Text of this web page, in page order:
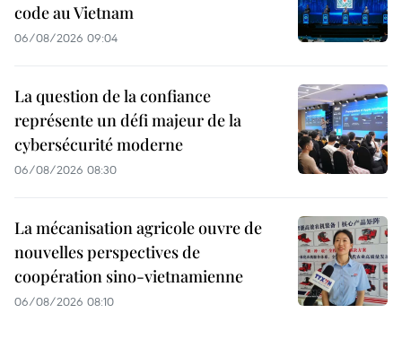
code au Vietnam
06/08/2026 09:04
La question de la confiance
représente un défi majeur de la
cybersécurité moderne
06/08/2026 08:30
La mécanisation agricole ouvre de
nouvelles perspectives de
coopération sino-vietnamienne
06/08/2026 08:10